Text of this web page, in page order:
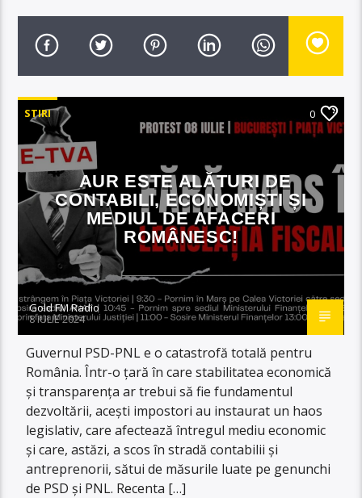
STIRI 0
AUR ESTE ALĂTURI DE
CONTABILI, ECONOMIȘTI ȘI
MEDIUL DE AFACERI
ROMÂNESC!
Gold FM Radio
8 IULIE 2024
Guvernul PSD-PNL e o catastrofă totală pentru
România. Într-o țară în care stabilitatea economică
și transparența ar trebui să fie fundamentul
dezvoltării, acești impostori au instaurat un haos
legislativ, care afectează întregul mediu economic
și care, astăzi, a scos în stradă contabilii și
antreprenorii, sătui de măsurile luate pe genunchi
de PSD și PNL. Recenta […]